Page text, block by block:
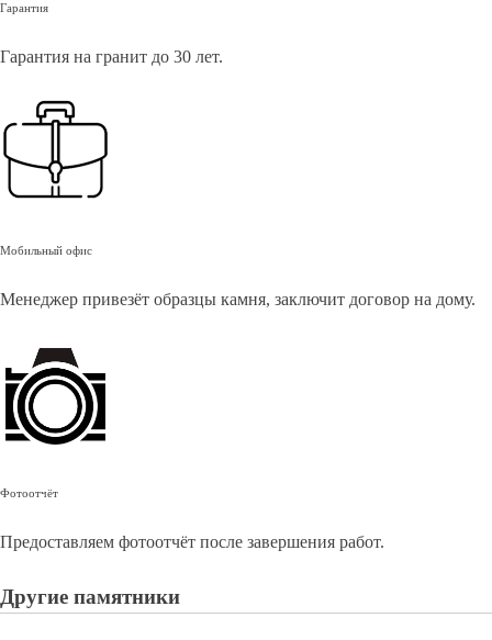
Гарантия
Гарантия на гранит до 30 лет.
Мобильный офис
Менеджер привезёт образцы камня, заключит договор на дому.
Фотоотчёт
Предоставляем фотоотчёт после завершения работ.
Другие памятники